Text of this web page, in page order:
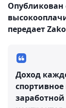
Опубликован
передает
Доход